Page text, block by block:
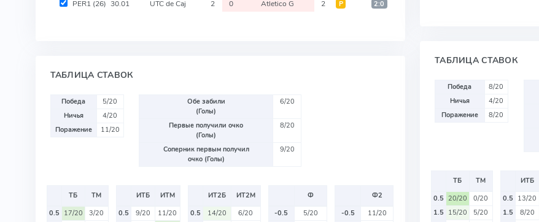
PER1 (26) 30.01 UTC de Caj 2 0 Atletico G 2 Р 2:0
ТАБЛИЦА СТАВОК
Победа
5/20
Ничья
4/20
Поражение
11/20
Обе забили
(Голы)
6/20
Первые получили очко
(Голы)
8/20
Соперник первым получил
очко (Голы)
9/20
ТБ
ТМ
0.5 17/20
3/20
ИТБ
ИТМ
0.5
9/20
11/20
ИТ2Б
ИТ2М
0.5
14/20
6/20
Ф
-0.5
5/20
Ф2
-0.5
11/20
ТАБЛИЦА СТАВОК
Победа
8/20
Ничья
4/20
Поражение
8/20
ТБ
ТМ
0.5 20/20
0/20
1.5 15/20
5/20
ИТБ
0.5 13/20
1.5
8/20